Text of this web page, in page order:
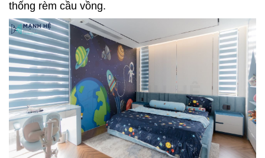
thống rèm cầu vồng.